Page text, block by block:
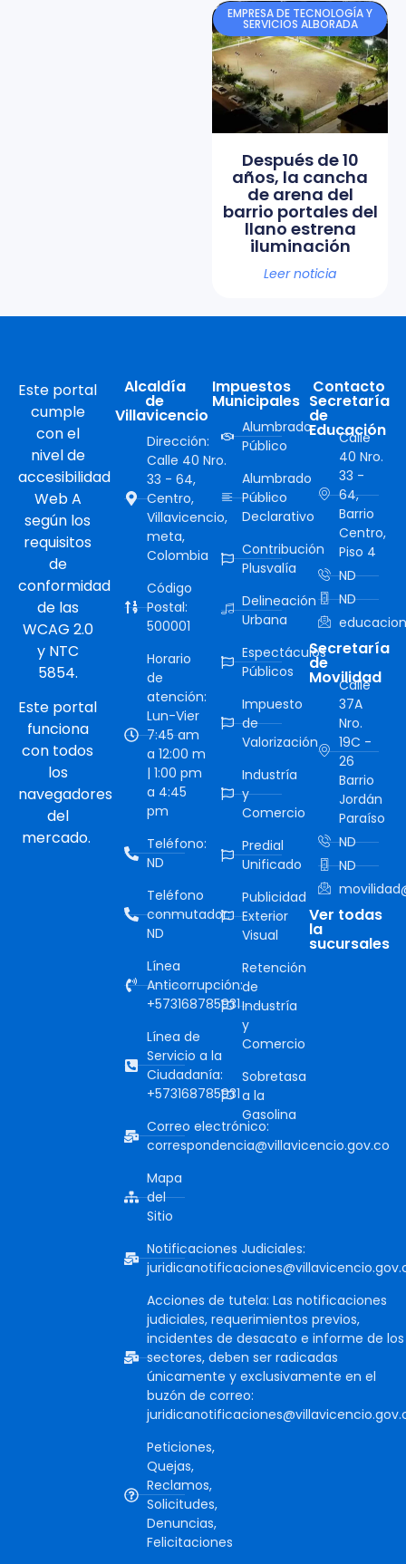
EMPRESA DE TECNOLOGÍA Y
SERVICIOS ALBORADA
Después de 10
años, la cancha
de arena del
barrio portales del
llano estrena
iluminación
Leer noticia
Este portal
cumple
con el
nivel de
accesibilidad
Web A
según los
requisitos
de
conformidad
de las
WCAG 2.0
y NTC
5854.
Este portal
funciona
con todos
los
navegadores
del
mercado.
Alcaldía
de
Villavicencio
Dirección:
Calle 40 Nro.
33 - 64,
Centro,
Villavicencio,
meta,
Colombia
Código
Postal:
500001
Horario
de
atención:
Lun-Vier
7:45 am
a 12:00 m
| 1:00 pm
a 4:45
pm
Teléfono:
ND
Teléfono
conmutador:
ND
Línea
Anticorrupción:
+573168785931
Línea de
Servicio a la
Ciudadanía:
+573168785931
Correo electrónico:
correspondencia@villavicencio.gov.co
Mapa
del
Sitio
Notificaciones Judiciales:
Acciones de tutela: Las notificaciones
judiciales, requerimientos previos,
incidentes de desacato e informe de los
sectores, deben ser radicadas
únicamente y exclusivamente en el
buzón de correo:
Peticiones,
Quejas,
Reclamos,
Solicitudes,
Denuncias,
Felicitaciones
Impuestos
Municipales
Alumbrado
Público
Alumbrado
Público
Declarativo
Contribución
Plusvalía
Delineación
Urbana
Espectáculos
Públicos
Impuesto
de
Valorización
Industría
y
Comercio
Predial
Unificado
Publicidad
Exterior
Visual
Retención
de
Industría
y
Comercio
Sobretasa
a la
Gasolina
Contacto
Secretaría
de
Educación
Calle
40 Nro.
33 -
64,
Barrio
Centro,
Piso 4
ND
ND
Secretaría
de
Movilidad
Calle
37A
Nro.
19C -
26
Barrio
Jordán
Paraíso
ND
ND
Ver todas
la
sucursales